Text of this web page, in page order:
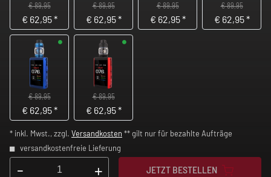
€ 89,95
€ 62,95*
€ 89,95
€ 62,95*
€ 89,95
€ 62,95*
€ 89,95
€ 62,95*
€ 89,95
€ 62,95*
€ 89,95
€ 62,95*
* inkl. Mwst., zzgl. Versandkosten ** gilt nur für bezahlte Aufträge
versandkostenfreie Lieferung
- + JETZT BESTELLEN